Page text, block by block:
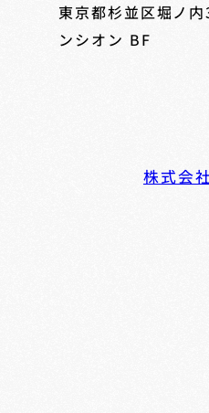
東京都杉並区堀ノ
ンシオン BF
株式会